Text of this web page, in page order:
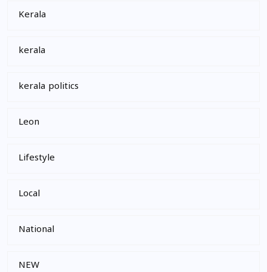
Kerala
kerala
kerala politics
Leon
Lifestyle
Local
National
NEW